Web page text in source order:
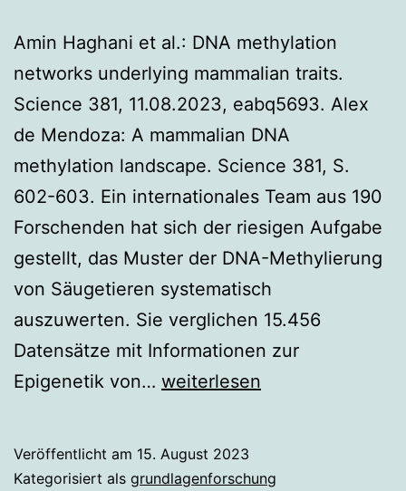
Amin Haghani et al.: DNA methylation
networks underlying mammalian traits.
Science 381, 11.08.2023, eabq5693. Alex
de Mendoza: A mammalian DNA
methylation landscape. Science 381, S.
602-603. Ein internationales Team aus 190
Forschenden hat sich der riesigen Aufgabe
gestellt, das Muster der DNA-Methylierung
von Säugetieren systematisch
auszuwerten. Sie verglichen 15.456
Datensätze mit Informationen zur
Epigenetik von… Epigenetischer
Säugetiere
weiterlesen
Veröffentlicht am 15. August 2023
Kategorisiert als grundlagenforschung